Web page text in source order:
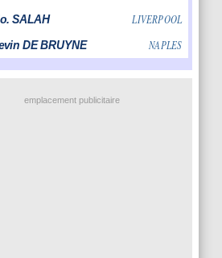
emplacement publicitaire